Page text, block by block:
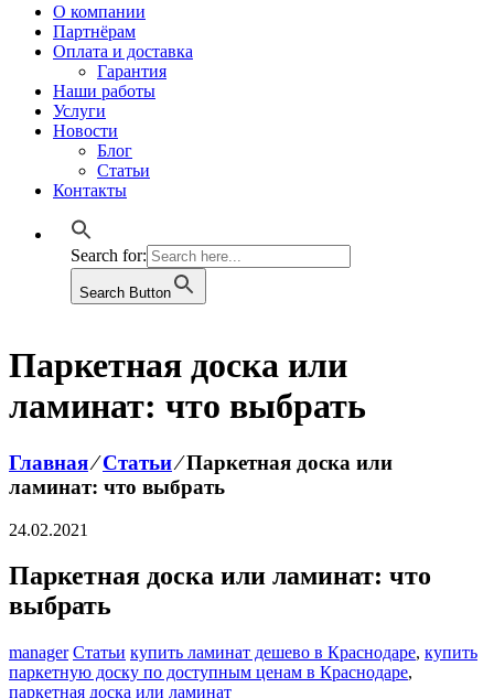
О компании
Партнёрам
Оплата и доставка
Гарантия
Наши работы
Услуги
Новости
Блог
Статьи
Контакты
Search for:
Search Button
Паркетная доска или
ламинат: что выбрать
Главная⁄Статьи⁄Паркетная доска или
ламинат: что выбрать
24.02.2021
Паркетная доска или ламинат: что
выбрать
manager Статьи купить ламинат дешево в Краснодаре, купить
паркетную доску по доступным ценам в Краснодаре,
паркетная доска или ламинат